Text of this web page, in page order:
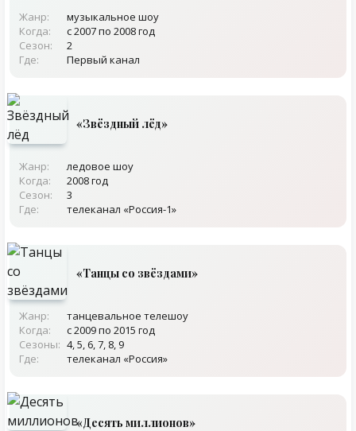
Жанр:
музыкальное шоу
Когда:
с 2007 по 2008 год
Сезон:
2
Где:
Первый канал
«Звёздный лёд»
Жанр:
ледовое шоу
Когда:
2008 год
Сезон:
3
Где:
телеканал «Россия-1»
«Танцы со звёздами»
Жанр:
танцевальное телешоу
Когда:
с 2009 по 2015 год
Сезоны: 4, 5, 6, 7, 8, 9
Где:
телеканал «Россия»
«Десять миллионов»